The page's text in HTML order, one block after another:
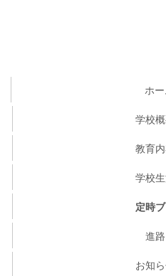
ホ
学校
教育
学校
定時
進路
お知